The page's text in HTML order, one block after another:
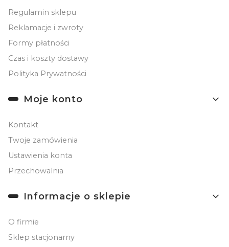
Regulamin sklepu
Reklamacje i zwroty
Formy płatności
Czas i koszty dostawy
Polityka Prywatności
Moje konto
Kontakt
Twoje zamówienia
Ustawienia konta
Przechowalnia
Informacje o sklepie
O firmie
Sklep stacjonarny